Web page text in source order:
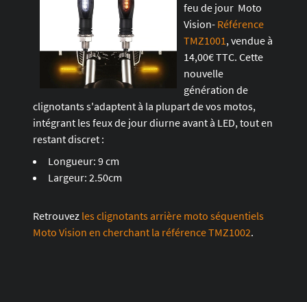
feu de jour Moto
Vision- Référence
TMZ1001, vendue à
14,00€ TTC. Cette
nouvelle
génération de
clignotants s'adaptent à la plupart de vos motos,
intégrant les feux de jour diurne avant à LED, tout en
restant discret :
Longueur: 9 cm
Largeur: 2.50cm
Retrouvez les clignotants arrière moto séquentiels
Moto Vision en cherchant la référence TMZ1002.